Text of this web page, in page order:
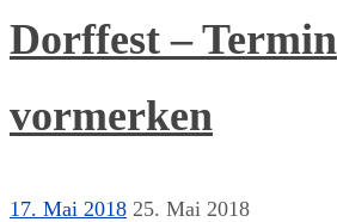
Dorffest – Termin
vormerken
17. Mai 2018 25. Mai 2018